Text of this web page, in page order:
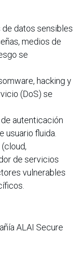
datos sensibles
medios de
se
hacking y
(DoS) se
autenticación
usuario fluida.
de servicios
vulnerables
ALAI Secure